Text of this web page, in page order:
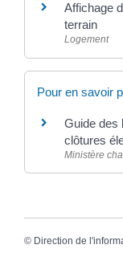
Affichage
terrain
Logement
Pour en savoir
Guide des
clôtures
Ministère
© Direction de